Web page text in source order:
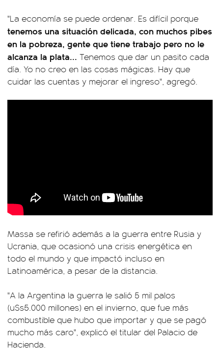
"La economía se puede ordenar. Es difícil porque
tenemos una situación delicada, con muchos pibes
en la pobreza, gente que tiene trabajo pero no le
alcanza la plata... Tenemos que dar un pasito cada
día. Yo no creo en las cosas mágicas. Hay que
cuidar las cuentas y mejorar el ingreso", agregó.
Massa se refirió además a la guerra entre Rusia y
Ucrania, que ocasionó una crisis energética en
todo el mundo y que impactó incluso en
Latinoamérica, a pesar de la distancia.
"A la Argentina la guerra le salió 5 mil palos
(u$s5.000 millones) en el invierno, que fue más
combustible que hubo que importar y que se pagó
mucho más caro", explicó el titular del Palacio de
Hacienda.